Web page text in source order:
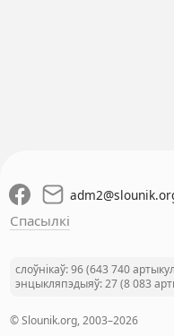
adm2@
Спасылкі
слоўнікаў: 96 (643 740
энцыкляпэдыяў: 27 (8 083
© Slounik.org, 2003–2026